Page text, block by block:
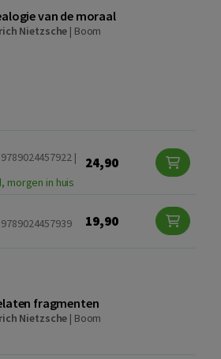
van de moraal
Nietzsche | Boom
|
morgen in huis
24,90
19,90
fragmenten
Nietzsche | Boom